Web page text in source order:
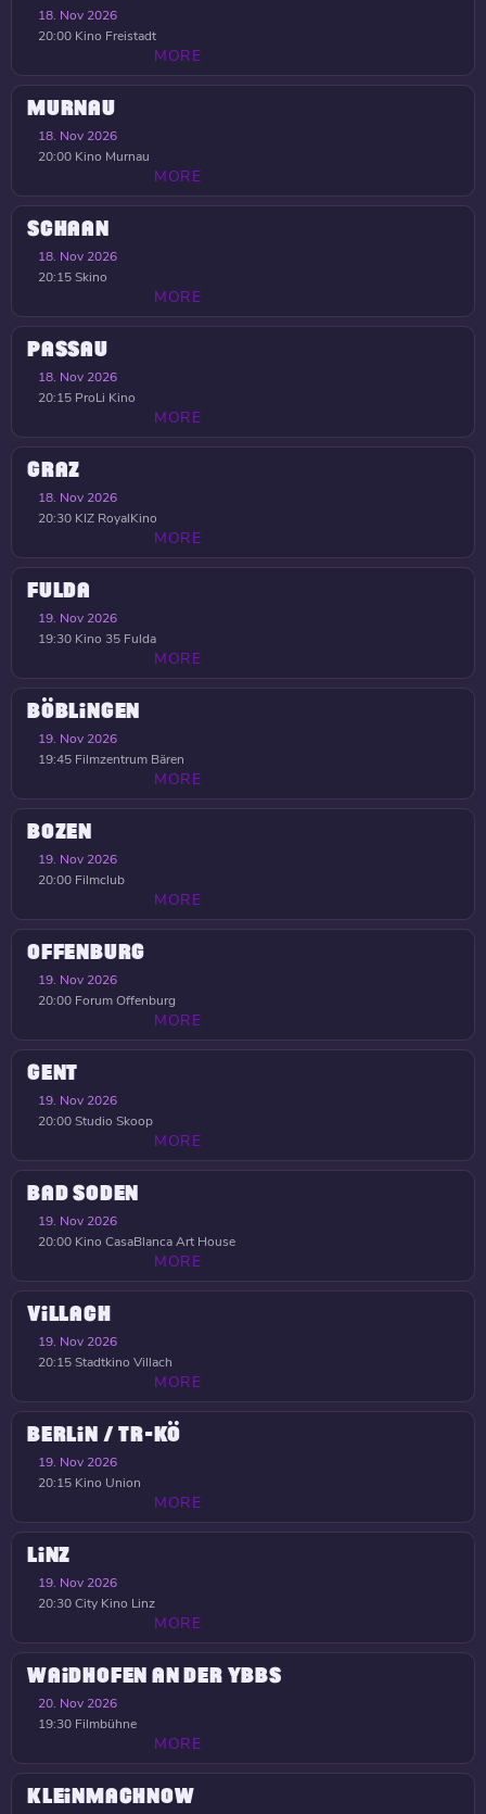
18. Nov 2026
20:00 Kino Freistadt
MORE
MURNAU
18. Nov 2026
20:00 Kino Murnau
MORE
SCHAAN
18. Nov 2026
20:15Skino
MORE
PASSAU
18. Nov 2026
20:15 ProLi Kino
MORE
GRAZ
18. Nov 2026
20:30 KIZ RoyalKino
MORE
FULDA
19. Nov 2026
19:30 Kino 35 Fulda
MORE
BÖBLINGEN
19. Nov 2026
19:45 Filmzentrum Bären
MORE
BOZEN
19. Nov 2026
20:00 Filmclub
MORE
OFFENBURG
19. Nov 2026
20:00 Forum Offenburg
MORE
GENT
19. Nov 2026
20:00Studio Skoop
MORE
BAD SODEN
19. Nov 2026
20:00 Kino CasaBlanca Art House
MORE
VILLACH
19. Nov 2026
20:15Stadtkino Villach
MORE
BERLIN / TR-KÖ
19. Nov 2026
20:15 Kino Union
MORE
LINZ
19. Nov 2026
20:30City Kino Linz
MORE
WAIDHOFEN AN DER YBBS
20. Nov 2026
19:30 Filmbühne
MORE
KLEINMACHNOW